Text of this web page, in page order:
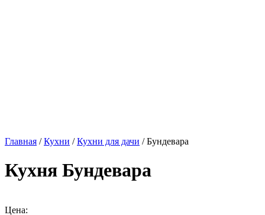
Главная /Кухни /Кухни для дачи / Бундевара
Кухня Бундевара
Цена: